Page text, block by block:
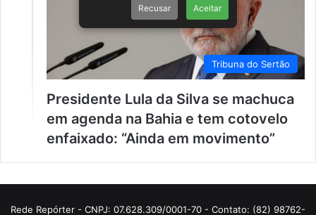
Tribuna do Sertão
Presidente Lula da Silva se machuca
em agenda na Bahia e tem cotovelo
enfaixado: “Ainda em movimento”
Rede Repórter - CNPJ: 07.628.309/0001-70 - Contato: (82) 98762-
Recusar Aceitar